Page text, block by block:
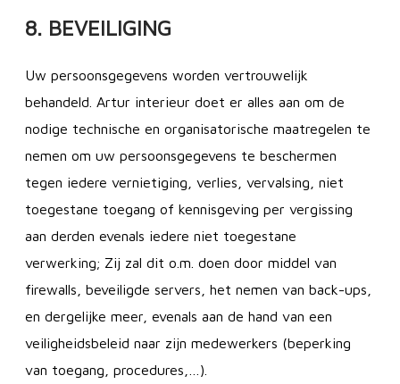
8. BEVEILIGING
Uw persoonsgegevens worden vertrouwelijk
behandeld. Artur interieur doet er alles aan om de
nodige technische en organisatorische maatregelen te
nemen om uw persoonsgegevens te beschermen
tegen iedere vernietiging, verlies, vervalsing, niet
toegestane toegang of kennisgeving per vergissing
aan derden evenals iedere niet toegestane
verwerking; Zij zal dit o.m. doen door middel van
firewalls, beveiligde servers, het nemen van back-ups,
en dergelijke meer, evenals aan de hand van een
veiligheidsbeleid naar zijn medewerkers (beperking
van toegang, procedures,…).